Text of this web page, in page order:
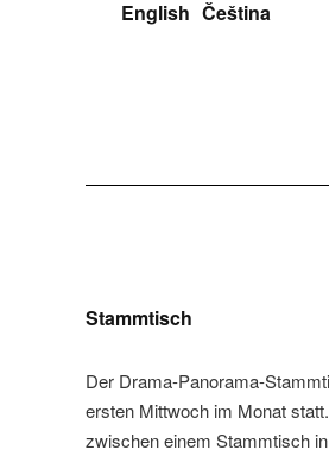
English Čeština
Stammtisch
Der Drama-Panorama-
ersten Mittwoch im Monat
zwischen einem Stammtisch